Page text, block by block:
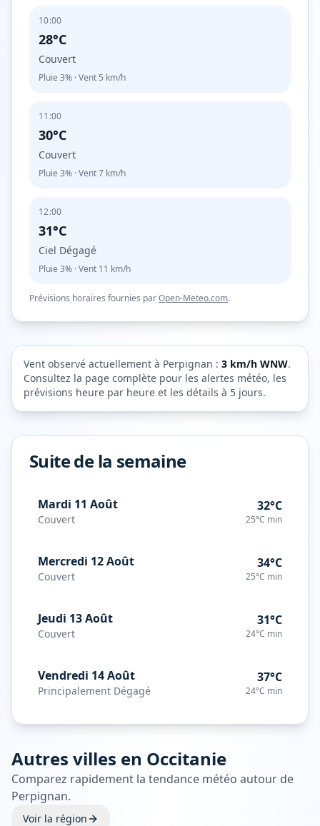
10:00
28°C
Couvert
Pluie 3% · Vent 5 km/h
11:00
30°C
Couvert
Pluie 3% · Vent7 km/h
12:00
31°C
Ciel Dégagé
Pluie 3% · Vent 11 km/h
Prévisions horaires fournies parOpen-Meteo.com.
Vent observé actuellement à Perpignan : 3 km/h WNW.
Consultez la page complète pour les alertes météo, les
prévisions heure par heure et les détails à 5 jours.
Suite de la semaine
Mardi 11 Août
Couvert
32°C
25°C min
Mercredi 12 Août
Couvert
34°C
25°C min
Jeudi 13 Août
Couvert
31°C
24°C min
Vendredi 14 Août
Principalement Dégagé
37°C
24°C min
Autres villes en Occitanie
Comparez rapidement la tendance météo autour de
Perpignan.
Voir la région